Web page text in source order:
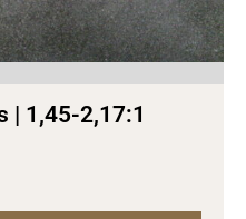
| 1,45-2,17:1